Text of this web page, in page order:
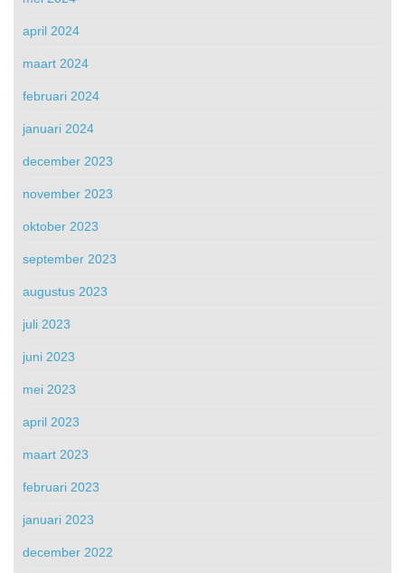
april 2024
maart 2024
februari 2024
januari 2024
december 2023
november 2023
oktober 2023
september 2023
augustus 2023
juli 2023
juni 2023
mei 2023
april 2023
maart 2023
februari 2023
januari 2023
december 2022